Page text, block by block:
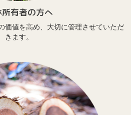
所有者の方へ
価値を高め、大切に管理させていただ
きます。